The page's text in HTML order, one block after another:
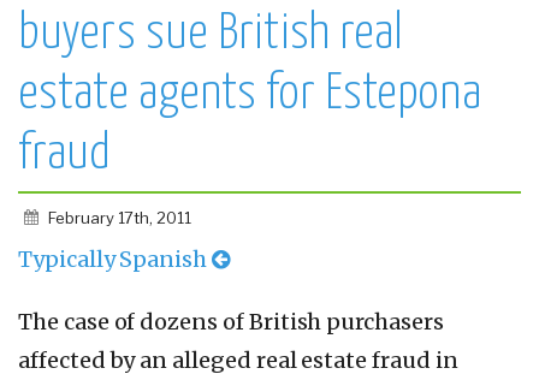
buyers sue British real
estate agents for Estepona
fraud
February 17th, 2011
Typically Spanish
The case of dozens of British purchasers
affected by an alleged real estate fraud in